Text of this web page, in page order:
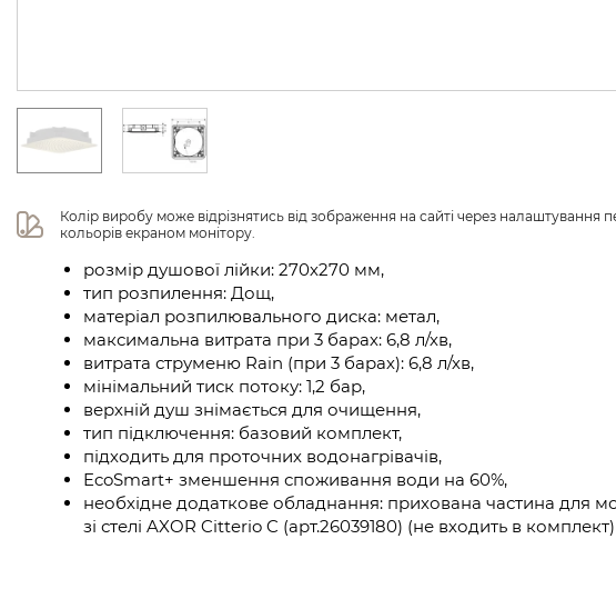
Колір виробу може відрізнятись від зображення на сайті через налаштування
кольорів екраном монітору.
розмір душової лійки: 270х270 мм,
тип розпилення: Дощ,
матеріал розпилювального диска: метал,
максимальна витрата при 3 барах: 6,8 л/хв,
витрата струменю Rain (при 3 барах): 6,8 л/хв,
мінімальний тиск потоку: 1,2 бар,
верхній душ знімається для очищення,
тип підключення: базовий комплект,
підходить для проточних водонагрівачів,
EcoSmart+ зменшення споживання води на 60%,
необхідне додаткове обладнання: прихована частина для
зі стелі AXOR Citterio C (арт.26039180) (не входить в комплект)